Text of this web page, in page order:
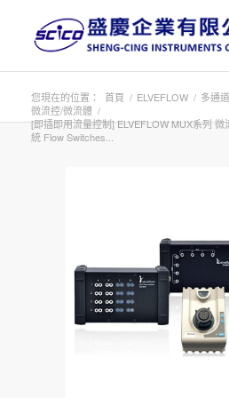
您現在的位置： 首頁 / ELVEFLOW / 多通
微流控/微流體 /
[即插即用流量控制] ELVEFLOW MUX系列
統 Flow Switches...